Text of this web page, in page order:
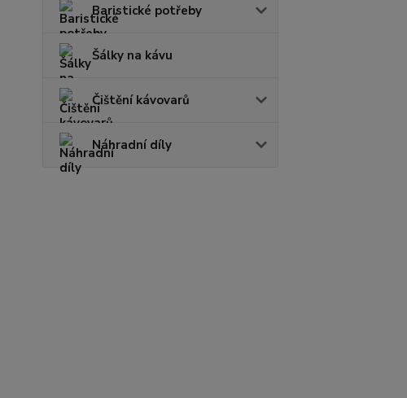
Baristické potřeby
Šálky na kávu
Čištění kávovarů
Náhradní díly